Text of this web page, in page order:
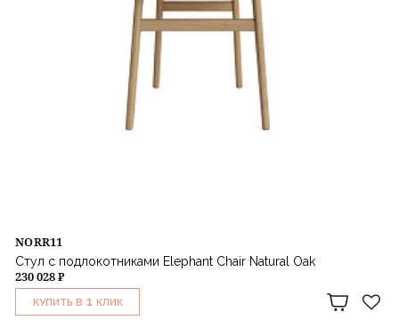
NORR11
Стул с подлокотниками Elephant Chair Natural Oak
230 028 ₽
КУПИТЬ В 1 КЛИК